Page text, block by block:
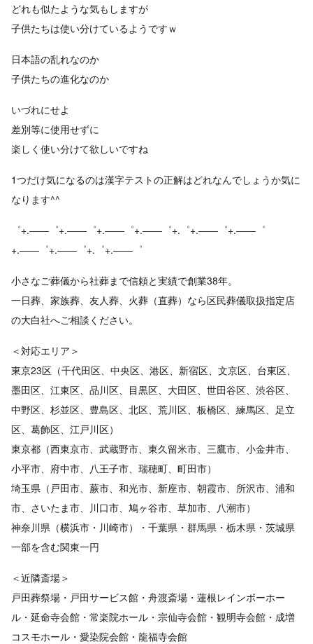
どれも似たような気もしますが
子供たちは使い分けているようですｗ
日本語の乱れなのか
子供たちの進化なのか
いづれにせよ
差別等に使用せずに
楽しく使い分けて欲しいですね
1つだけ気になるのは漢字テストの正解はどれなんでしょうか気に
なります^^
゜+.――゜+.――゜+.――゜+.――゜+.゜+.――゜+.――゜
+.――゜+.――゜+.゜+.――゜
小さなご葬儀から社葬まで信頼と実績で創業38年。
一日葬、家族葬、友人葬、火葬（直葬）なら区民葬儀取扱指定店
の大白社へご相談ください。
＜対応エリア＞
東京23区（千代田区、中央区、港区、新宿区、文京区、台東区、
墨田区、江東区、品川区、目黒区、大田区、世田谷区、渋谷区、
中野区、杉並区、豊島区、北区、荒川区、板橋区、練馬区、足立
区、葛飾区、江戸川区）
東京都（西東京市、武蔵野市、東久留米市、三鷹市、小金井市、
小平市、府中市、八王子市、瑞穂町、町田市）
埼玉県（戸田市、蕨市、和光市、新座市、朝霞市、所沢市、浦和
市、さいたま市、川口市、鳩ヶ谷市、草加市、八潮市）
神奈川県（横浜市・川崎市）・千葉県・群馬県・栃木県・茨城県
一部を含む関東一円
＜近隣斎場＞
戸田葬祭場・戸田サービス館・舟渡斎場・蓮根レインボーホー
ル・延命寺会館・常楽院ホール・宗仙寺会館・観明寺会館・成増
コスモホール・愛染院会館・龍福寺会館